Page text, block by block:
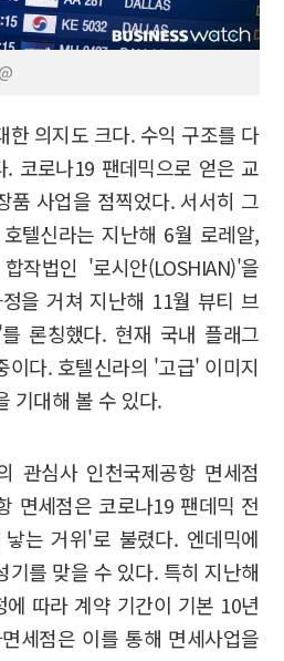
한 의지도 크다. 수익 구조를 다
코로나19 팬데믹으로 얻은 교
품 사업을 점찍었다. 서서히 그
텔신라는 지난해 6월 로레알,
작법인 '로시안(LOSHIAN)'을
을 거쳐 지난해 11월 뷰티 브
론칭했다. 현재 국내 플래그
이다. 호텔신라의 '고급' 이미지
기대해 볼 수 있다.
관심사 인천국제공항 면세점
면세점은 코로나19 팬데믹 전
는 거위'로 불렸다. 엔데믹에
기를 맞을 수 있다. 특히 지난해
따라 계약 기간이 기본 10년
세점은 이를 통해 면세사업을